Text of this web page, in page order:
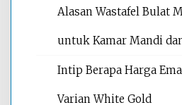
Alasan Wastafel Bulat
untuk Kamar Mandi
Intip Berapa Harga
Varian White Gold